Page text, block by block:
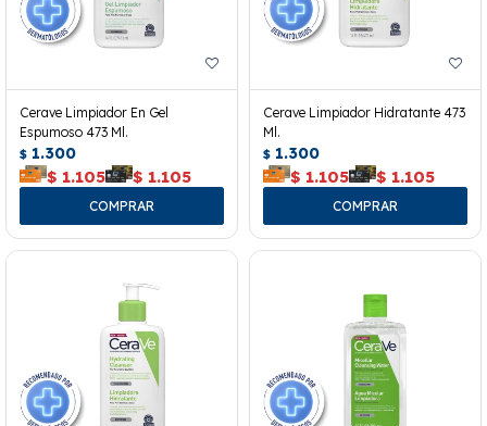
Cerave Limpiador En Gel
Espumoso 473 Ml.
$ 1.300
$ 1.105 $ 1.105
Cerave Limpiador Hidratante 473
Ml.
$ 1.300
$ 1.105 $ 1.105